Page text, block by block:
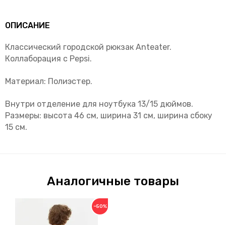
ОПИСАНИЕ
Классический городской рюкзак Anteater.
Коллаборация с Pepsi.
Материал: Полиэстер.
Внутри отделение для ноутбука 13/15 дюймов.
Размеры: высота 46 см, ширина 31 см, ширина сбоку
15 см.
Аналогичные товары
−50%